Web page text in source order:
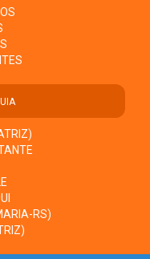
RS)